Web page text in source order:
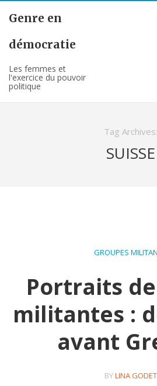
Genre en
démocratie
Les femmes et
l'exercice du pouvoir
politique
Tag Archives:
SUISSE
GROUPES
Portraits
militantes :
avant
BYLINA GODET